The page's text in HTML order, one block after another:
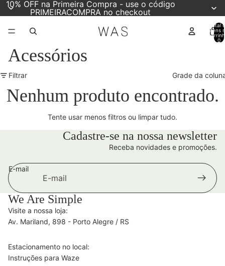
10% OFF na Primeira Compra - use o código
PRIMEIRACOMPRA no checkout
Total
itens
0
Acessórios
Filtrar Grade da
Nenhum produto encontrado.
Tente usar menos filtros ou limpar tudo.
Cadastre-se na nossa newsletter
Receba novidades e promoções.
E-mail
We Are Simple
Visite a nossa loja:
Av. Mariland, 898 - Porto Alegre / RS
Estacionamento no local:
Instruções para Waze